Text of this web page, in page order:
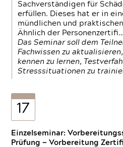
Sachverständigen für
erfüllen. Dieses hat er in
mündlichen und
Ähnlich der Personenzertifi…
Das Seminar soll dem
Fachwissen zu
kennen zu lernen,
Stresssituationen zu
17
Einzelseminar:
Prüfung — Vorbereitung